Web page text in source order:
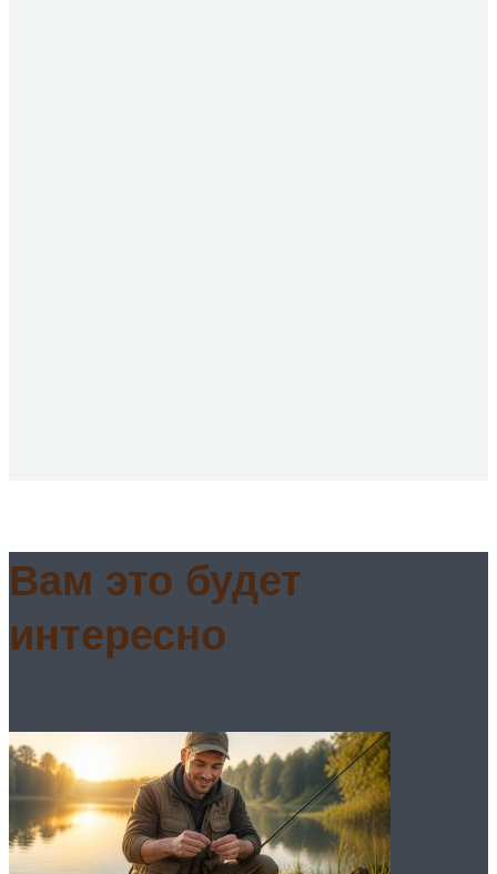
Вам это будет
интересно